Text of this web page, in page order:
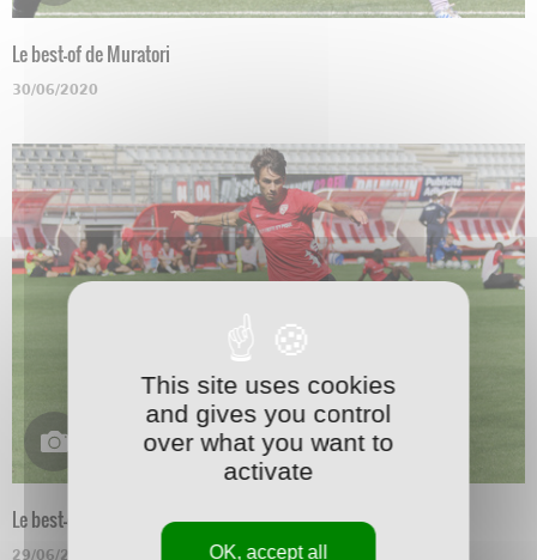
Le best-of de Muratori
30/06/2020
Le best-of de Marchetti
29/06/2020
This site uses cookies
and gives you control
over what you want to
activate
OK, accept all